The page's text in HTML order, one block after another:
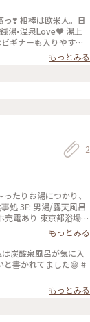
❣️ 相棒は欧米人。日
湯•温泉Love❤️ 湯上
ギナーも入りやすい
もっとみる
2
たりお湯につかり、
処 3F: 男湯/露天風呂
電あり 東京都浴場組
町散歩
もっとみる
炭酸泉風呂が気に入
もっとみる